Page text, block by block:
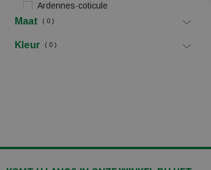
Ardennes-coticule
Maat 0
Kleur 0